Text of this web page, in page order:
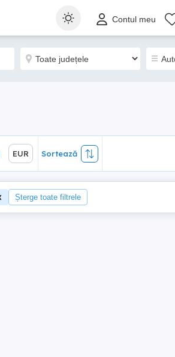
Contul meu
Sortează
EUR Sortează
Șterge toate filtrele